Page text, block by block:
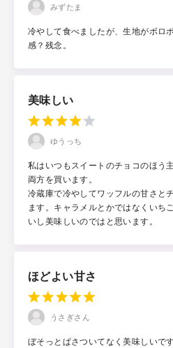
みずたま
冷やして食べましたが、生地がボロ
感？残念。
美味しい
ゆうっち
私はいつもスイートのチョコのほう
両方を買います。
冷蔵庫で冷やしてワッフルの甘さと
ます。キャラメルとかではなくいち
いし美味しいのではと思います。
ほどよい甘さ
うさぎさん
ぼそっとぱさついてなく美味しいで